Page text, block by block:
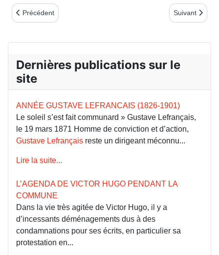
Article précédent : Notes de lecture 2e trimestre 2015
Précédent Article
Suivant
Dernières publications sur le
site
ANNÉE GUSTAVE LEFRANCAIS (1826-1901)
Le soleil s’est fait communard » Gustave Lefrançais,
le 19 mars 1871 Homme de conviction et d’action,
Gustave Lefrançais reste un dirigeant méconnu...
Lire la suite...
L’AGENDA DE VICTOR HUGO PENDANT LA
COMMUNE
Dans la vie très agitée de Victor Hugo, il y a
d’incessants déménagements dus à des
condamnations pour ses écrits, en particulier sa
protestation en...